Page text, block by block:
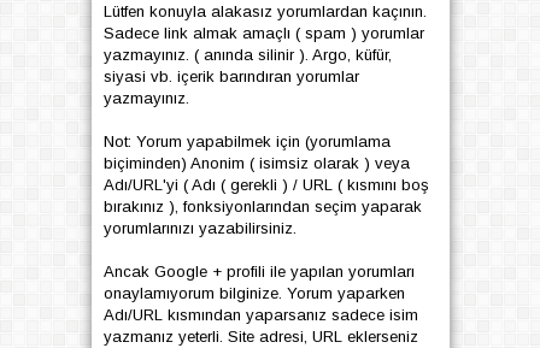
Lütfen konuyla alakasız yorumlardan kaçının.
Sadece link almak amaçlı ( spam ) yorumlar
yazmayınız. ( anında silinir ). Argo, küfür,
siyasi vb. içerik barındıran yorumlar
yazmayınız.
Not: Yorum yapabilmek için (yorumlama
biçiminden) Anonim ( isimsiz olarak ) veya
Adı/URL'yi ( Adı ( gerekli ) / URL ( kısmını boş
bırakınız ), fonksiyonlarından seçim yaparak
yorumlarınızı yazabilirsiniz.
Ancak Google + profili ile yapılan yorumları
onaylamıyorum bilginize. Yorum yaparken
Adı/URL kısmından yaparsanız sadece isim
yazmanız yeterli. Site adresi, URL eklerseniz